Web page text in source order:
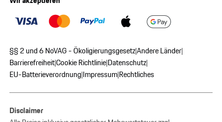
§§ 2 und 6 NoVAG - Ökoligierungsgesetz|Andere Länder|
Barrierefreiheit|Cookie Richtlinie|Datenschutz|
EU-Batterieverordnung|Impressum|Rechtliches
Disclaimer